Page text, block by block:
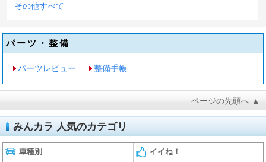
その他すべて
パーツ・整備
パーツレビュー 整備手帳
ページの先頭へ ▲
みんカラ 人気のカテゴリ
車種別 イイね！